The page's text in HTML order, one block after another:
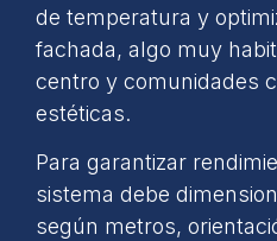
de temperatura y
fachada, algo muy
centro y comunidades
estéticas.
Para garantizar
sistema debe
según metros,